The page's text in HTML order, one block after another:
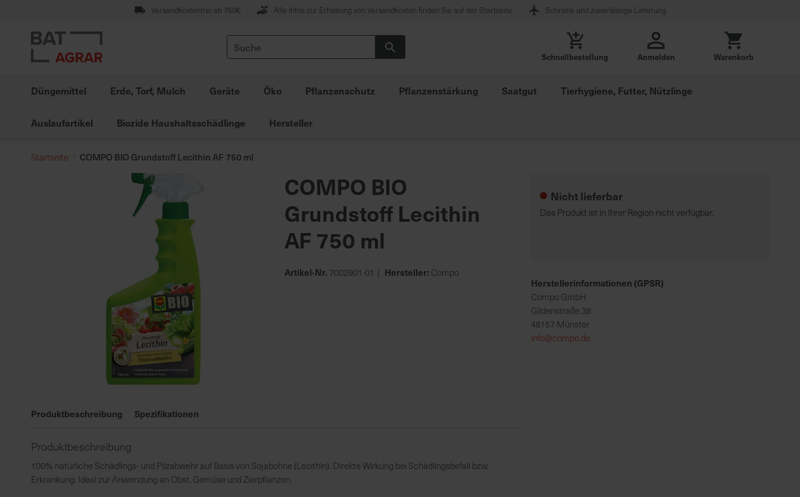
springen
Versandkostenfrei ab 750€ Alle Infos zur Erhebung von Versandkosten finden Sie auf der Startseite Schnelle und zuverlässige Lieferung
Suche
Schnellbestellung Anmelden Warenkorb
Düngemittel Erde, Torf, Mulch Geräte Öko Pflanzenschutz Pflanzenstärkung Saatgut Tierhygiene, Futter, Nützlinge
Auslaufartikel Biozide Haushaltsschädlinge Hersteller
Startseite COMPO BIO Grundstoff Lecithin AF 750 ml
der
springen
COMPO BIO
Grundstoff Lecithin
AF 750 ml
Artikel-Nr. 7002901-01 Hersteller: Compo
Produktbeschreibung Spezifikationen
Produktbeschreibung
100% natürliche Schädlings- und Pilzabwehr auf Basis von Sojabohne (Lecithin). Direkte Wirkung bei Schädlingsbefall bzw.
Erkrankung. Ideal zur Anwendung an Obst, Gemüse und Zierpflanzen.
Nicht lieferbar
Das Produkt ist in Ihrer Region nicht verfügbar.
Herstellerinformationen (GPSR)
Compo GmbH
Gildenstraße 38
48157 Münster
info@compo.de